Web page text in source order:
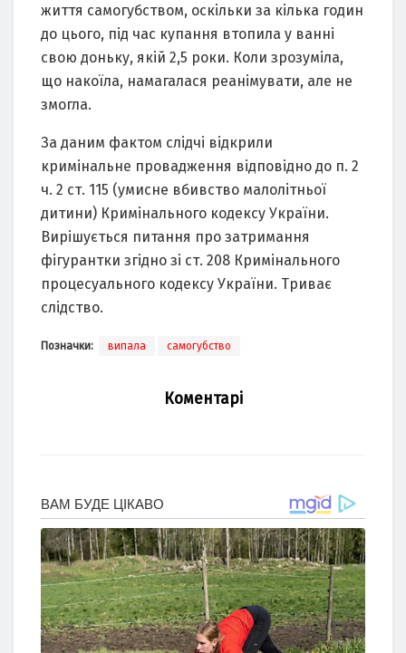
життя самогубством, оскільки за кілька годин
до цього, під час купання втопила у ванні
свою доньку, якій 2,5 роки. Коли зрозуміла,
що накоїла, намагалася реанімувати, але не
змогла.
За даним фактом слідчі відкрили
кримінальне провадження відповідно до п. 2
ч. 2 ст. 115 (умисне вбивство малолітньої
дитини) Кримінального кодексу України.
Вирішується питання про затримання
фігурантки згідно зі ст. 208 Кримінального
процесуального кодексу України. Триває
слідство.
Позначки: випала самогубство
Коментарі